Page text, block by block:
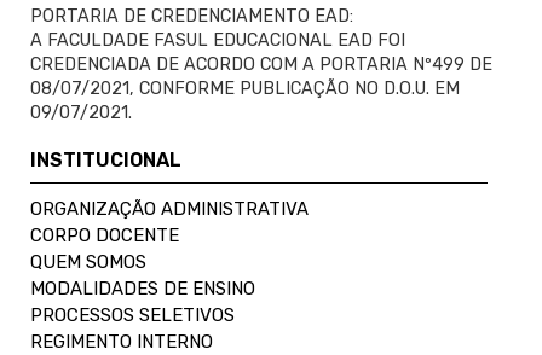
PORTARIA DE CREDENCIAMENTO EAD:
A FACULDADE FASUL EDUCACIONAL EAD FOI
CREDENCIADA DE ACORDO COM A PORTARIA Nº499 DE
08/07/2021, CONFORME PUBLICAÇÃO NO D.O.U. EM
09/07/2021.
INSTITUCIONAL
ORGANIZAÇÃO ADMINISTRATIVA
CORPO DOCENTE
QUEM SOMOS
MODALIDADES DE ENSINO
PROCESSOS SELETIVOS
REGIMENTO INTERNO